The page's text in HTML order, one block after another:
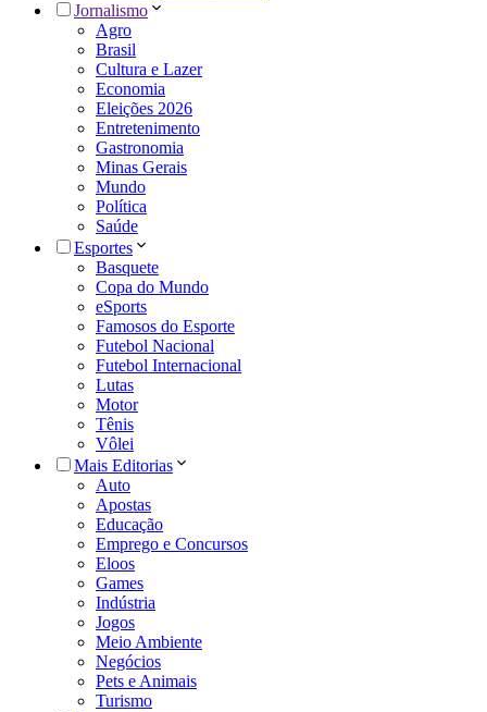
Jornalismo
Agro
Brasil
Cultura e Lazer
Economia
Eleições 2026
Entretenimento
Gastronomia
Minas Gerais
Mundo
Política
Saúde
Esportes
Basquete
Copa do Mundo
eSports
Famosos do Esporte
Futebol Nacional
Futebol Internacional
Lutas
Motor
Tênis
Vôlei
Mais Editorias
Auto
Apostas
Educação
Emprego e Concursos
Eloos
Games
Indústria
Jogos
Meio Ambiente
Negócios
Pets e Animais
Turismo